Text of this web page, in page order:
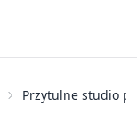
Przytulne studio